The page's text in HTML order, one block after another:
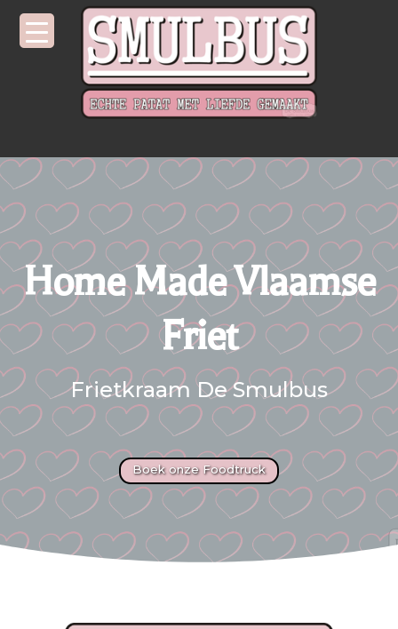
Home Made Vlaamse
Friet
Frietkraam De Smulbus
Boek onze Foodtruck